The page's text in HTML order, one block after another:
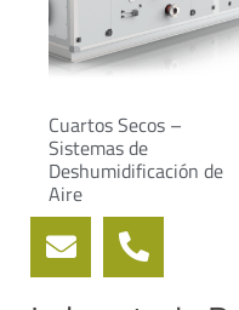
Cuartos Secos –
Sistemas de
Deshumidificación de
Aire